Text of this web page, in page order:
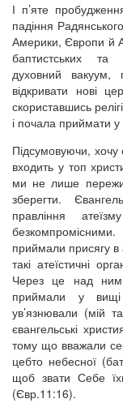
І п’яте
падіння
Америки, Європи й
баптистських та
духовний вакуум,
відкривати нові
скориставшись
і почала приймати
Підсумовуючи,
входить у топ
ми не лише
зберегти.
правління
приймали присягу в
такі атеїстичні
Через це над
приймали у вищі
ув’язнювали (мій
євангельські
тому що вважали
цебто небесної
щоб звати Себе
(Євр.11:16).